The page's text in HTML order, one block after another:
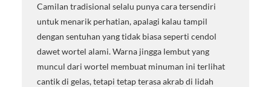
Camilan tradisional selalu punya cara tersendiri
untuk menarik perhatian, apalagi kalau tampil
dengan sentuhan yang tidak biasa seperti cendol
dawet wortel alami. Warna jingga lembut yang
muncul dari wortel membuat minuman ini terlihat
cantik di gelas, tetapi tetap terasa akrab di lidah